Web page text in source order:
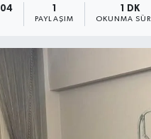
PAYLAŞIM
1 DK
OKUNMA